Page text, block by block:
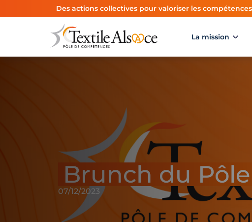
Des actions collectives pour valoriser les
La mission
Brunch du
07/12/2023
Panneau de gestion des cookies